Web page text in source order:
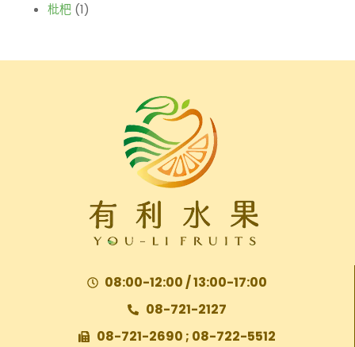
枇杷 (1)
08:00-12:00 / 13:00-17:00
08-721-2127
08-721-2690 ; 08-722-5512